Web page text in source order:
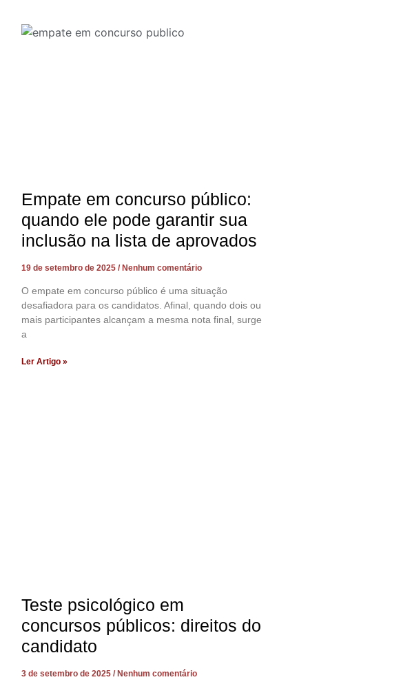
Empate em concurso público:
quando ele pode garantir sua
inclusão na lista de aprovados
19 de setembro de 2025 Nenhum comentário
O empate em concurso público é uma situação
desafiadora para os candidatos. Afinal, quando dois ou
mais participantes alcançam a mesma nota final, surge
a
Ler Artigo »
Teste psicológico em
concursos públicos: direitos do
candidato
3 de setembro de 2025 Nenhum comentário